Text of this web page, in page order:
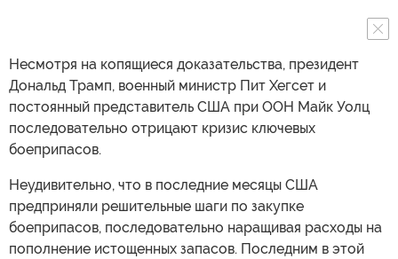
Несмотря на копящиеся доказательства, президент
Дональд Трамп, военный министр Пит Хегсет и
постоянный представитель США при ООН Майк Уолц
последовательно отрицают кризис ключевых
боеприпасов.
Неудивительно, что в последние месяцы США
предприняли решительные шаги по закупке
боеприпасов, последовательно наращивая расходы на
пополнение истощенных запасов. Последним в этой